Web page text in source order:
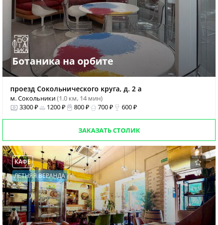
Ботаника на орбите
проезд Сокольнического круга, д. 2 а
м. Сокольники(1.0 км, 14 мин)
3300 ₽
1200 ₽ 800 ₽ 700 ₽ 600 ₽
ЗАКАЗАТЬ СТОЛИК
КАФЕ
ЛЕТНЯЯ ВЕРАНДА